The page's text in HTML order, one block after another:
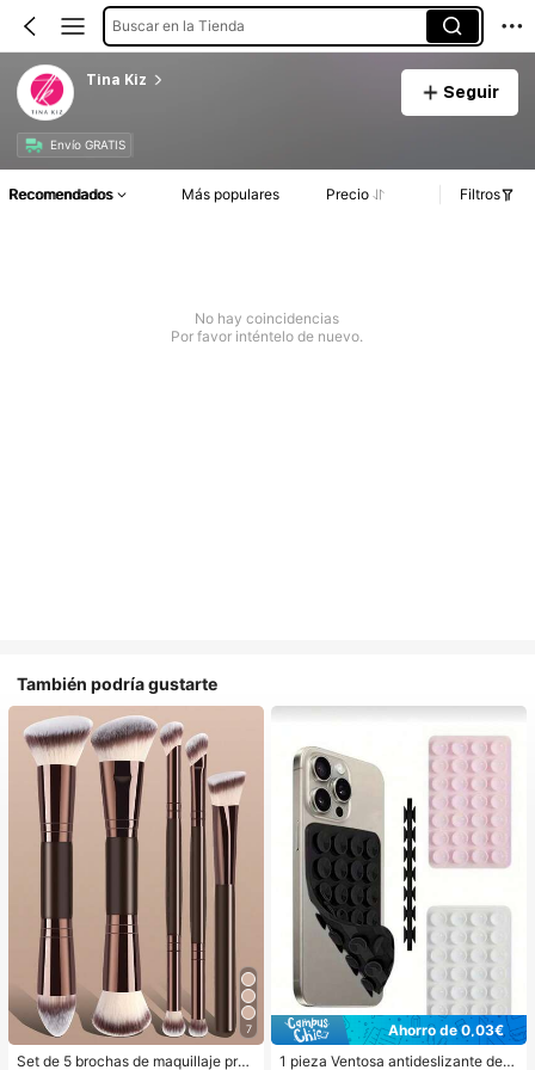
Buscar en la Tienda
Tina Kiz
Seguir
Envío GRATIS
Recomendados Más populares Precio Filtros
No hay coincidencias
Por favor inténtelo de nuevo.
También podría gustarte
7
Set de 5 brochas de maquillaje prof
Ahorro de 0,03€
1 pieza Ventosa antideslizante de si